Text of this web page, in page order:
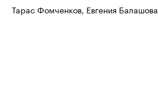
Тарас Фомченков, Евгения Балашова